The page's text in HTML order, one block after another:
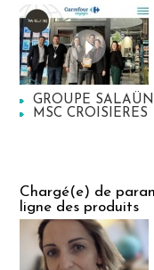
GROUPE SALAÜN
MSC CROISIERES
Chargé(e) de
ligne des produits